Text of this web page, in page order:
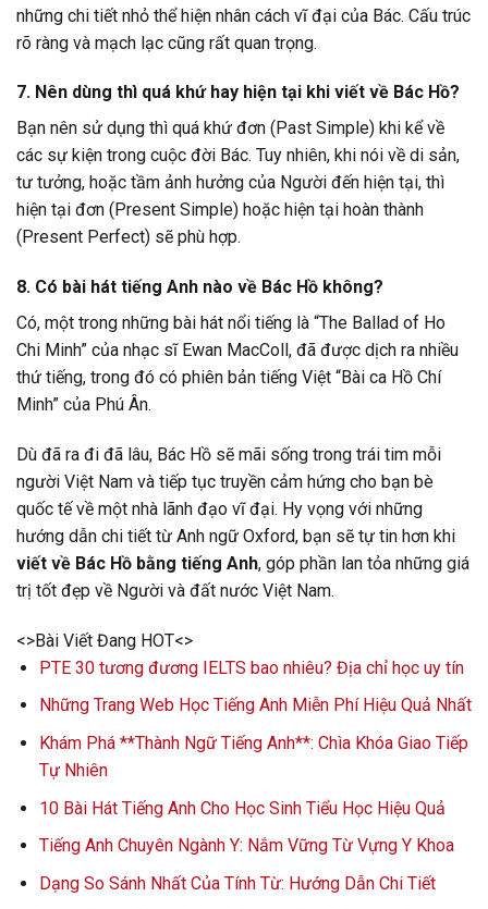
những chi tiết nhỏ thể hiện nhân cách vĩ đại của Bác. Cấu trúc
rõ ràng và mạch lạc cũng rất quan trọng.
7. Nên dùng thì quá khứ hay hiện tại khi viết về Bác Hồ?
Bạn nên sử dụng thì quá khứ đơn (Past Simple) khi kể về
các sự kiện trong cuộc đời Bác. Tuy nhiên, khi nói về di sản,
tư tưởng, hoặc tầm ảnh hưởng của Người đến hiện tại, thì
hiện tại đơn (Present Simple) hoặc hiện tại hoàn thành
(Present Perfect) sẽ phù hợp.
8. Có bài hát tiếng Anh nào về Bác Hồ không?
Có, một trong những bài hát nổi tiếng là “The Ballad of Ho
Chi Minh” của nhạc sĩ Ewan MacColl, đã được dịch ra nhiều
thứ tiếng, trong đó có phiên bản tiếng Việt “Bài ca Hồ Chí
Minh” của Phú Ân.
Dù đã ra đi đã lâu, Bác Hồ sẽ mãi sống trong trái tim mỗi
người Việt Nam và tiếp tục truyền cảm hứng cho bạn bè
quốc tế về một nhà lãnh đạo vĩ đại. Hy vọng với những
hướng dẫn chi tiết từ Anh ngữ Oxford, bạn sẽ tự tin hơn khi
viết về Bác Hồ bằng tiếng Anh, góp phần lan tỏa những giá
trị tốt đẹp về Người và đất nước Việt Nam.
<>Bài Viết Đang HOT<>
PTE 30 tương đương IELTS bao nhiêu? Địa chỉ học uy tín
Những Trang Web Học Tiếng Anh Miễn Phí Hiệu Quả Nhất
Khám Phá **Thành Ngữ Tiếng Anh**: Chìa Khóa Giao Tiếp
Tự Nhiên
10 Bài Hát Tiếng Anh Cho Học Sinh Tiểu Học Hiệu Quả
Tiếng Anh Chuyên Ngành Y: Nắm Vững Từ Vựng Y Khoa
Dạng So Sánh Nhất Của Tính Từ: Hướng Dẫn Chi Tiết